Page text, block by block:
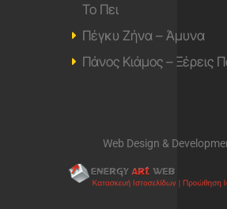
Το Πει
Πέγκυ Ζήνα – Άμυνα
Πάνος Κιάμος – Ξέρεις
Web Design &